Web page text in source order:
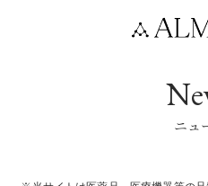
ニュ